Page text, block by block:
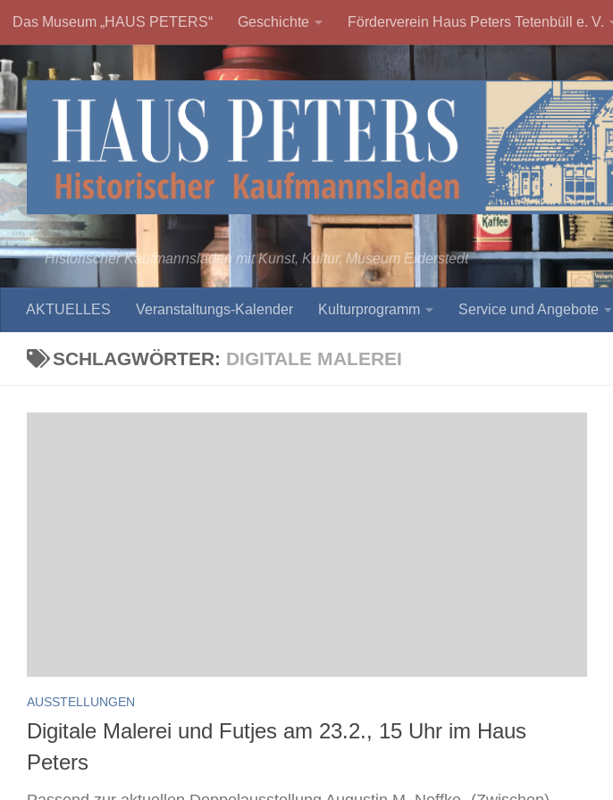
Zum Inhalt springen
Das Museum „HAUS PETERS“ Geschichte Förderverein Haus Peters Tetenbüll e. V.
Historischer Kaufmannsladen mit Kunst, Kultur, Museum Eiderstedt
AKTUELLES Veranstaltungs-Kalender Kulturprogramm Service und Angebote
SCHLAGWÖRTER: DIGITALE MALEREI
AUSSTELLUNGEN
Digitale Malerei und Futjes am 23.2., 15 Uhr im Haus
Peters